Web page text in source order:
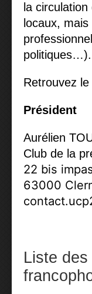
la
locaux,
politiques…).
Retrouvez le
Président
Aurélien
Club de la
22 bis
63000
Liste